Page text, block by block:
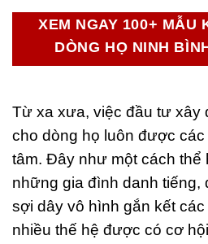
XEM NGAY 100+ MẪU
DÒNG HỌ NINH
Từ xa xưa, việc đầu tư xây
cho dòng họ luôn được
tâm. Đây như một cách thể
những gia đình danh tiếng,
sợi dây vô hình gắn kết
nhiều thế hệ được có cơ